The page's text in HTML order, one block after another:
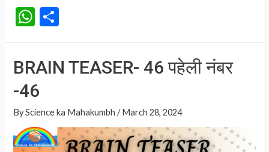
47
-47
W
h
at
s
A
p
p
h
ar
e
BRAIN TEASER- 46 पहेली नंबर
-46
ByScience ka Mahakumbh /March 28, 2024